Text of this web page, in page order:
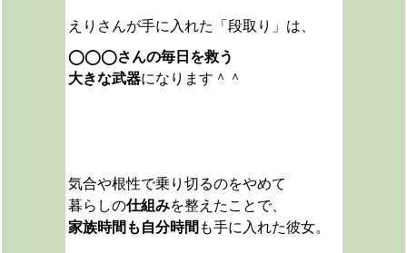
えりさんが手に入れた「段取り」は、
◯◯◯さんの毎日を救う
大きな武器になります＾＾
気合や根性で乗り切るのをやめて
暮らしの仕組みを整えたことで、
家族時間も自分時間 も手に入れた彼女。